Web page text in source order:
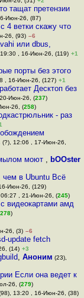
тащат претензии
Июн-26, (87)
4 ветки скажу что
26, (93) –6
или dbus,
, 16-Июн-26, (119) +1
порты без этого
, 16-Июн-26, (127) +1
Десктоп без
Июн-26, (237)
26, (258)
- раз
(?), 12:06 , 17-Июн-26,
моют , bOOster
чем в Ubuntu Всё
Июн-26, (129)
, 21-Июн-26, (245)
видеокартами амд
278)
26, (3) –6
update fetch
(14) +3
, Аноним (23),
Если она ведет к
26, (279)
13:20 , 16-Июн-26, (38)